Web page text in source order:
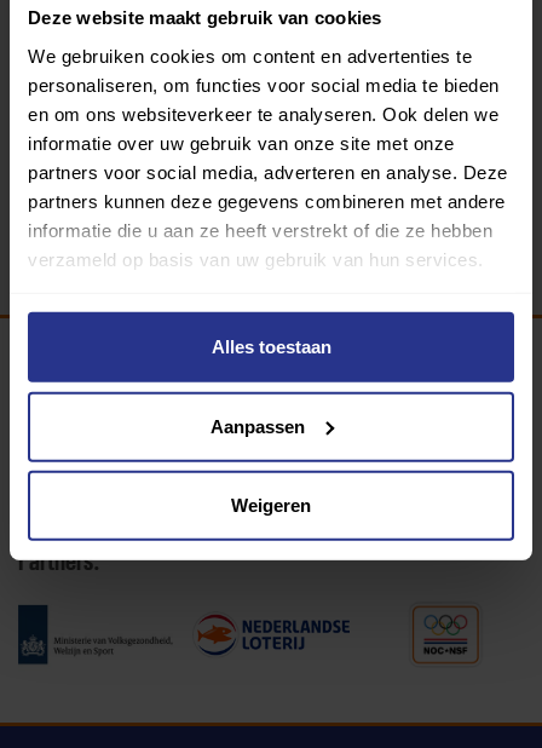
Deze website maakt gebruik van cookies
We gebruiken cookies om content en advertenties te
personaliseren, om functies voor social media te bieden
en om ons websiteverkeer te analyseren. Ook delen we
informatie over uw gebruik van onze site met onze
partners voor social media, adverteren en analyse. Deze
partners kunnen deze gegevens combineren met andere
informatie die u aan ze heeft verstrekt of die ze hebben
verzameld op basis van uw gebruik van hun services.
Alles toestaan
Aanpassen
Weigeren
Inloggen
Programma van:
Partners: